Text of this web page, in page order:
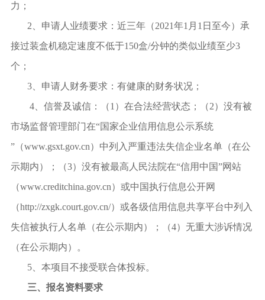
力；
2 、申请人业绩要求：近三年（2021年1月1日至今）承
接过装盒机稳定速度不低于150盒/分钟的类似业绩至少3
个；
3 、申请人财务要求：有健康的财务状况；
4、信誉及诚信：（1）在合法经营状态；（2）没有被
市场监督管理部门在“国家企业信用信息公示系统
”（www.gsxt.gov.cn）中列入严重违法失信企业名单（在公
示期内）；（3）没有被最高人民法院在“信用中国”网站
（www.creditchina.gov.cn）或中国执行信息公开网
（http://zxgk.court.gov.cn/）或各级信用信息共享平台中列入
失信被执行人名单（在公示期内）；（4）无重大涉诉情况
（在公示期内）。
5 、本项目不接受联合体投标。
三、报名资料要求